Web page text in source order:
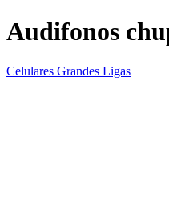
Audifonos
Celulares Grandes Ligas